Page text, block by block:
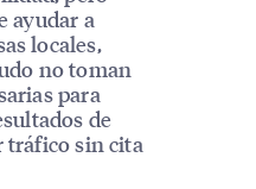
ayudar a
locales,
no toman
para
de
tráfico sin cita